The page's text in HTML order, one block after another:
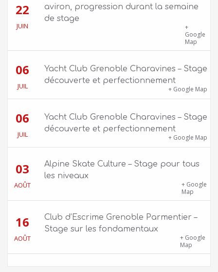
22
JUIN
aviron, progression durant la semaine
de stage
+
Google
Map
06
JUIL
Yacht Club Grenoble Charavines – Stage
découverte et perfectionnement
+ Google Map
06
JUIL
Yacht Club Grenoble Charavines – Stage
découverte et perfectionnement
+ Google Map
03
AOÛT
Alpine Skate Culture – Stage pour tous
les niveaux
+ Google
Map
16
AOÛT
Club d’Escrime Grenoble Parmentier –
Stage sur les fondamentaux
+ Google
Map